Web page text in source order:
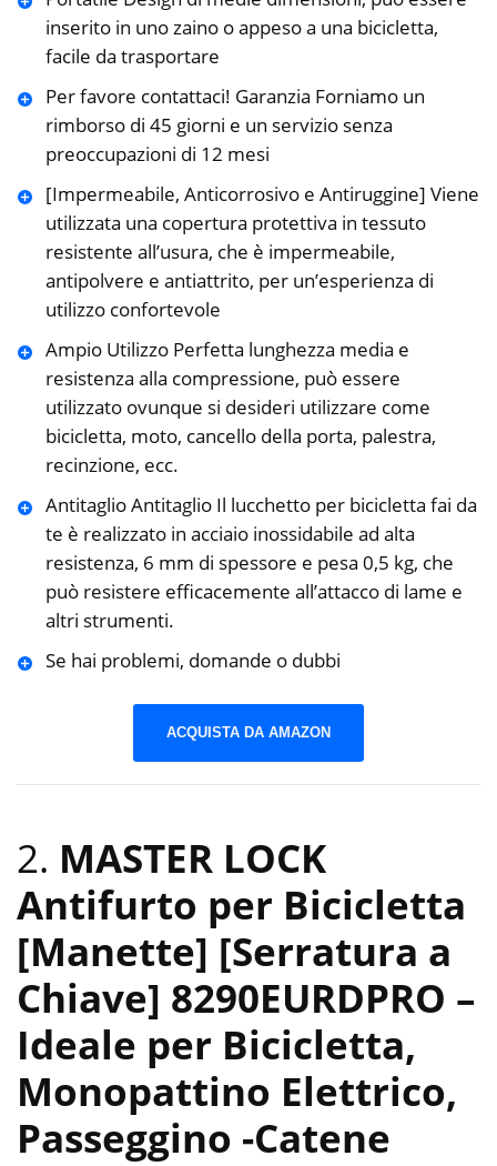
inserito in uno zaino o appeso a una bicicletta,
facile da trasportare
Per favore contattaci! Garanzia Forniamo un
rimborso di 45 giorni e un servizio senza
preoccupazioni di 12 mesi
[Impermeabile, Anticorrosivo e Antiruggine] Viene
utilizzata una copertura protettiva in tessuto
resistente all’usura, che è impermeabile,
antipolvere e antiattrito, per un’esperienza di
utilizzo confortevole
Ampio Utilizzo Perfetta lunghezza media e
resistenza alla compressione, può essere
utilizzato ovunque si desideri utilizzare come
bicicletta, moto, cancello della porta, palestra,
recinzione, ecc.
Antitaglio Antitaglio Il lucchetto per bicicletta fai da
te è realizzato in acciaio inossidabile ad alta
resistenza, 6 mm di spessore e pesa 0,5 kg, che
può resistere efficacemente all’attacco di lame e
altri strumenti.
Se hai problemi, domande o dubbi
ACQUISTA DA AMAZON
2. MASTER LOCK
Antifurto per Bicicletta
[Manette] [Serratura a
Chiave] 8290EURDPRO –
Ideale per Bicicletta,
Monopattino Elettrico,
Passeggino -Catene